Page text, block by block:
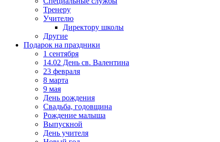
Тренеру
Учителю
Директору школы
Другие
Подарок на праздники
1 сентября
14.02 День св. Валентина
23 февраля
8 марта
9 мая
День рождения
Свадьба, годовщина
Рождение малыша
Выпускной
День учителя